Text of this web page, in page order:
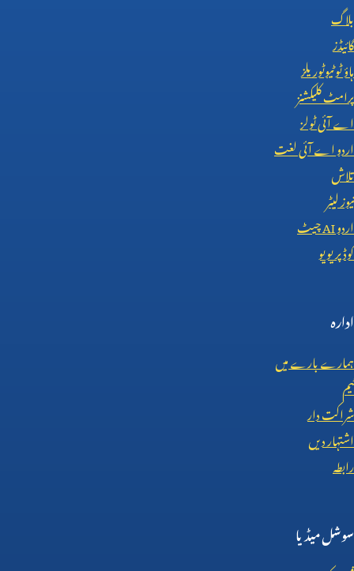
بلاگ
گائیڈز
ہاؤ ٹو ٹیوٹوریلز
پرامٹ کلیکشنز
اے آئی ٹولز
اردو اے آئی لغت
تلاش
نیوز لیٹر
اردوAIچیٹ
کوڈ پریویو
ادارہ
ہمارے بارے میں
ٹیم
شراکت دار
اشتہار دیں
رابطہ
سوشل میڈیا